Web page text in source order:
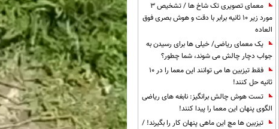
معمای تصویری تک شاخ ها / تشخیص 3
مورد زیر 10 ثانیه برابر با دقت و هوش بصری فوق
العاده
یک معمای ریاضی/ خیلی ها برای رسیدن به
جواب دچار چالش می شوند، شما چطور؟
فقط تیزبین ها می توانند این معما را در 10
ثانیه حل کنند!
تست هوش چالش برانگیز: نابغه های ریاضی
الگوی پنهان این معما را پیدا کنند!
تیزبین ها مچ این ماهی پنهان کار را بگیرند! /